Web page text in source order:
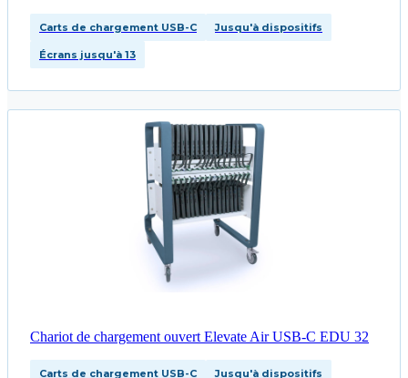
Carts de chargement USB-C Jusqu'à dispositifs
Écrans jusqu'à 13
Chariot de chargement ouvert Elevate Air USB-C EDU 32
Carts de chargement USB-C Jusqu'à dispositifs